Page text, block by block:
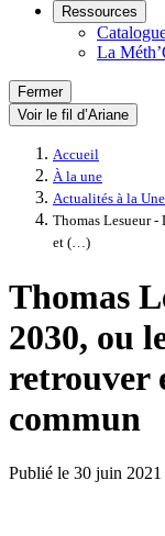
Ressources
La
Fermer
Voir le fil d’Ariane
Accueil
À la une
Actualités à la Une
Thomas Lesueur
et (…)
Thomas
2030, ou
retrouver
commun
Publié le 30 juin 2021